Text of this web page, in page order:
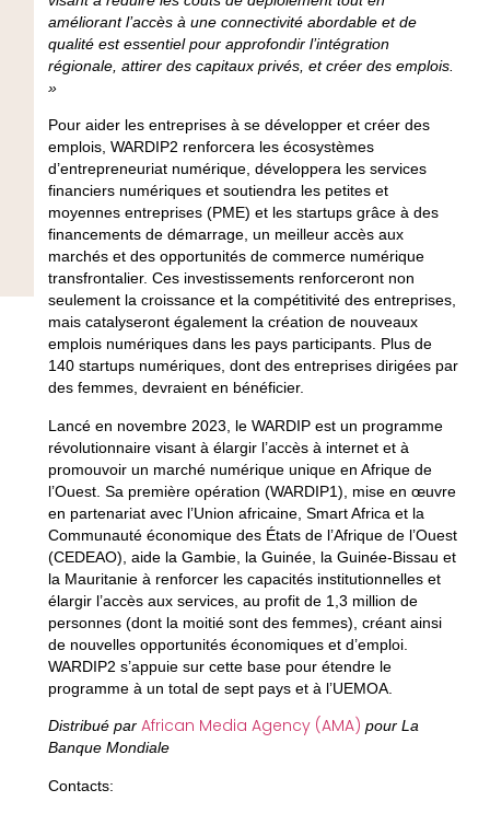
améliorant l’accès à une connectivité abordable et de
qualité est essentiel pour approfondir l’intégration
régionale, attirer des capitaux privés, et créer des emplois.
»
Pour aider les entreprises à se développer et créer des
emplois, WARDIP2 renforcera les écosystèmes
d’entrepreneuriat numérique, développera les services
financiers numériques et soutiendra les petites et
moyennes entreprises (PME) et les startups grâce à des
financements de démarrage, un meilleur accès aux
marchés et des opportunités de commerce numérique
transfrontalier. Ces investissements renforceront non
seulement la croissance et la compétitivité des entreprises,
mais catalyseront également la création de nouveaux
emplois numériques dans les pays participants. Plus de
140 startups numériques, dont des entreprises dirigées par
des femmes, devraient en bénéficier.
Lancé en novembre 2023, le WARDIP est un programme
révolutionnaire visant à élargir l’accès à internet et à
promouvoir un marché numérique unique en Afrique de
l’Ouest. Sa première opération (WARDIP1), mise en œuvre
en partenariat avec l’Union africaine, Smart Africa et la
Communauté économique des États de l’Afrique de l’Ouest
(CEDEAO), aide la Gambie, la Guinée, la Guinée‑Bissau et
la Mauritanie à renforcer les capacités institutionnelles et
élargir l’accès aux services, au profit de 1,3 million de
personnes (dont la moitié sont des femmes), créant ainsi
de nouvelles opportunités économiques et d’emploi.
WARDIP2 s’appuie sur cette base pour étendre le
programme à un total de sept pays et à l’UEMOA.
Distribué par African Media Agency (AMA) pour La
Banque Mondiale
Contacts: